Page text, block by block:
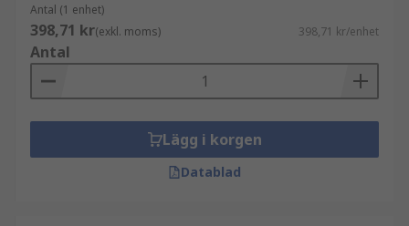
CT:er används i ett brett spektrum av industriella
och kommersiella mätapplikationer. Några av de
vanligaste är:
Kraftverk
Elektriska understationer
Kommersiell el
Antal (1 enhet)
398,71 kr(exkl. moms) 398,71 kr/enhet
Antal
Lägg i korgen
Datablad